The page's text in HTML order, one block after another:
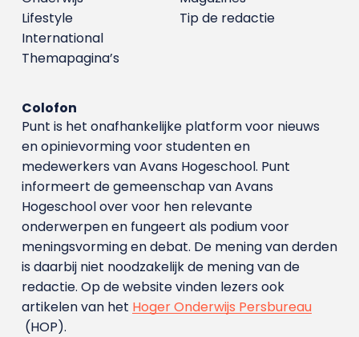
Tip de redactie
Lifestyle
International
Themapagina’s
Colofon
Punt is het onafhankelijke platform voor nieuws
en opinievorming voor studenten en
medewerkers van Avans Hoge­school. Punt
informeert de gemeenschap van Avans
Hogeschool over voor hen relevante
onderwerpen en fungeert als podium voor
meningsvorming en debat. De mening van derden
is daarbij niet noodzakelijk de mening van de
redactie. Op de website vinden lezers ook
artikelen van het Hoger Onderwijs Persbureau
(HOP).